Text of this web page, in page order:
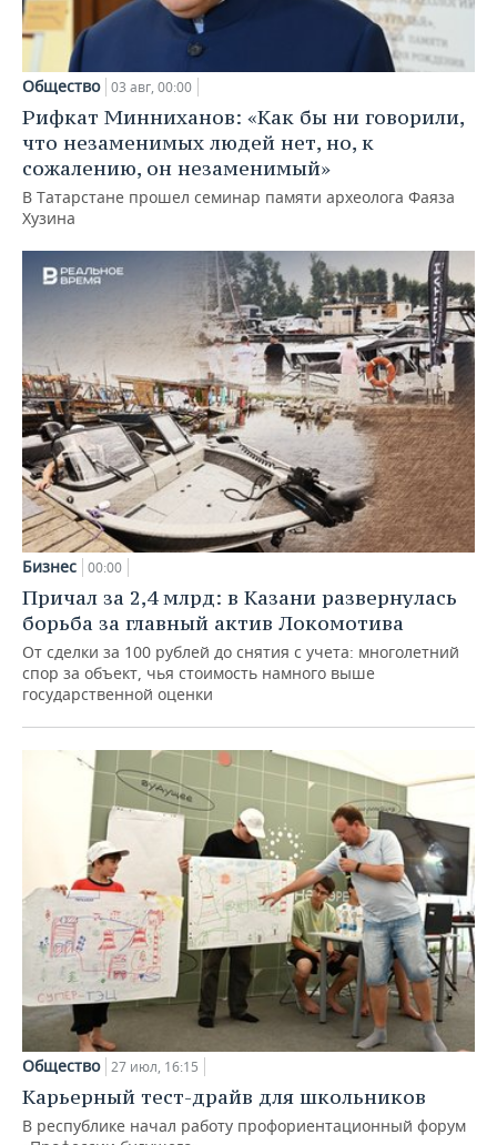
Общество 03 авг, 00:00
Рифкат Минниханов: «Как бы ни говорили,
что незаменимых людей нет, но, к
сожалению, он незаменимый»
В Татарстане прошел семинар памяти археолога Фаяза
Хузина
Бизнес 00:00
Причал за 2,4 млрд: в Казани развернулась
борьба за главный актив Локомотива
От сделки за 100 рублей до снятия с учета: многолетний
спор за объект, чья стоимость намного выше
государственной оценки
Общество 27 июл, 16:15
Карьерный тест-драйв для школьников
В республике начал работу профориентационный форум